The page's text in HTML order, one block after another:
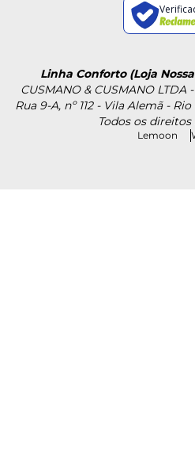
Linha Conforto (Loja
CUSMANO & CUSMANO LTDA
Rua 9-A, nº 112 - Vila Alemã -
Todos os direitos
Lemoon